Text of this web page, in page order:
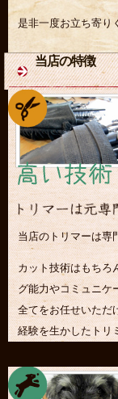
是非一度お立ち寄り
当店の特徴
当店のトリマーは専
カット技術はもちろ
グ能力やコミュニケ
全てをお任せいただ
経験を生かしたトリ